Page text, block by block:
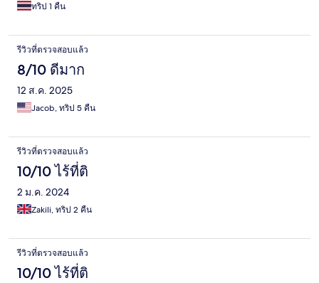
ทริป 1 คืน
รีวิวที่ตรวจสอบแล้ว
8/10 ดีมาก
12 ส.ค. 2025
Jacob, ทริป 5 คืน
รีวิวที่ตรวจสอบแล้ว
10/10 ไร้ที่ติ
2 ม.ค. 2024
Zakili, ทริป 2 คืน
รีวิวที่ตรวจสอบแล้ว
10/10 ไร้ที่ติ